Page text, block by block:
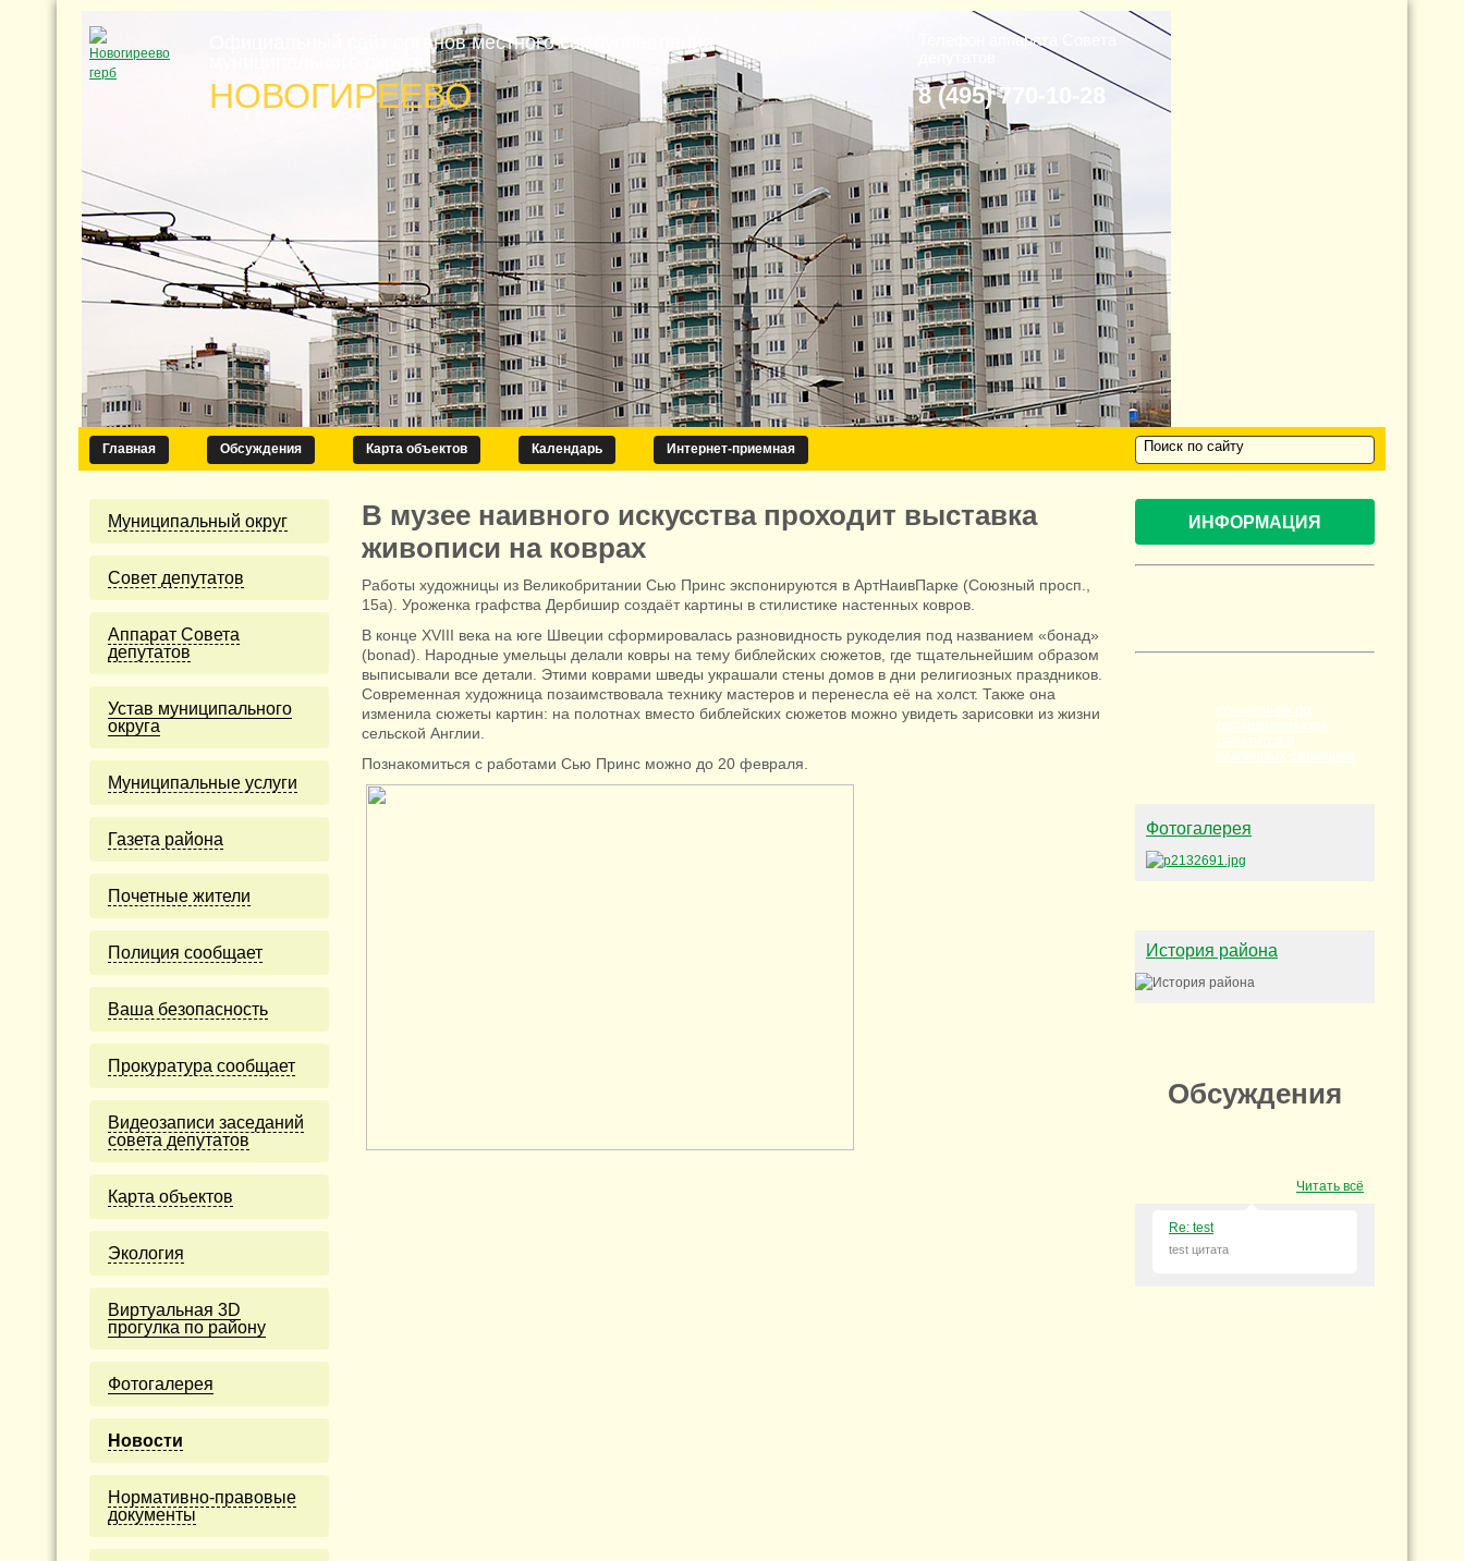
Официальный сайт органов местного самоуправления
муниципального округа
НОВОГИРЕЕВО
Телефон аппарата Cовета
8 (495) 770-10-28
Главная Обсуждения Карта объектов Календарь Интернет-приемная
Муниципальный округ
Cовет депутатов
Аппарат Совета
депутатов
Устав муниципального
округа
Муниципальные услуги
Газета района
Почетные жители
Полиция сообщает
Ваша безопасность
Прокуратура сообщает
Видеозаписи заседаний
совета депутатов
Карта объектов
Экология
Виртуальная 3D
прогулка по району
Фотогалерея
Новости
Нормативно-правовые
документы
В музее наивного искусства проходит выставка
живописи на коврах
Работы художницы из Великобритании Сью Принс экспонируются в АртНаивПарке (Союзный просп.,
15а). Уроженка графства Дербишир создаёт картины в стилистике настенных ковров.
В конце XVIII века на юге Швеции сформировалась разновидность рукоделия под названием «бонад»
(bonad). Народные умельцы делали ковры на тему библейских сюжетов, где тщательнейшим образом
выписывали все детали. Этими коврами шведы украшали стены домов в дни религиозных праздников.
Современная художница позаимствовала технику мастеров и перенесла её на холст. Также она
изменила сюжеты картин: на полотнах вместо библейских сюжетов можно увидеть зарисовки из жизни
сельской Англии.
Познакомиться с работами Сью Принс можно до 20 февраля.
ИНФОРМАЦИЯ
СПРАВОЧНИК ПО
ОБРАЩЕНИЯМ КУДА
ОБРАТИТСЯ В
РАЗЛИЧНЫХ СИТУАЦИЯХ
Фотогалерея
История района
Обсуждения
Читать всё
Re: test
test цитата